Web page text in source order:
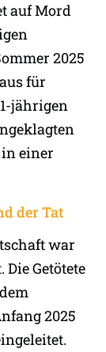
auf Mord
2025
für
jährigen
einer
der Tat
war
Getötete
2025